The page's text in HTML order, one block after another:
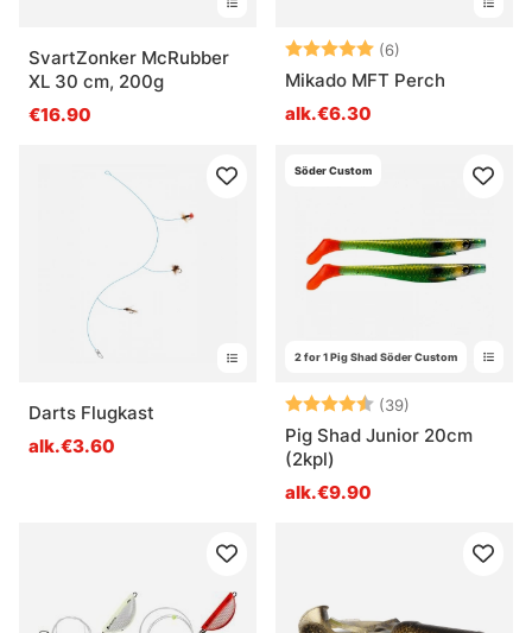
SvartZonker McRubber
XL 30 cm, 200g
€16.90
Arvio: (6)
Mikado MFT Perch
alk.€6.30
Darts Flugkast
alk.€3.60
2 for 1 Pig Shad Söder Custom
Söder Custom
Arvio: (39)
Pig Shad Junior 20cm
(2kpl)
alk.€9.90